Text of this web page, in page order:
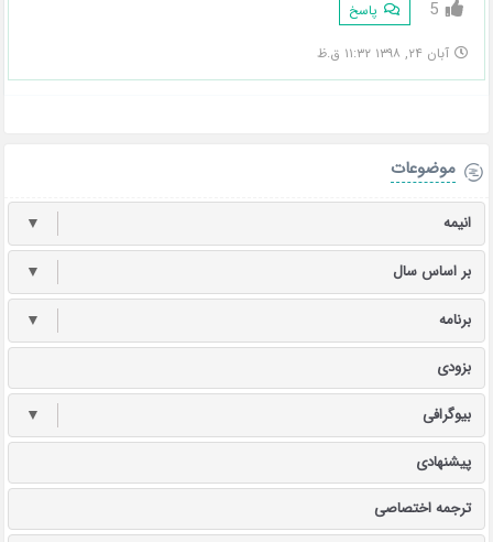
5 پاسخ
آبان ۲۴, ۱۳۹۸ ۱۱:۳۲ ق.ظ
موضوعات
انیمه ▼
بر اساس سال ▼
برنامه ▼
بزودی
بیوگرافی ▼
پیشنهادی
ترجمه اختصاصی